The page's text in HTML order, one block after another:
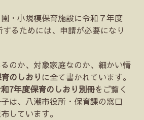
・小規模保育施設に令和７年度
するためには、申請が必要になり
のか、対象家庭なのか、細かい情
のしおり に全て書かれています。
7年度保育のしおり別冊をご覧く
は、八潮市役所・保育課の窓口
しています。